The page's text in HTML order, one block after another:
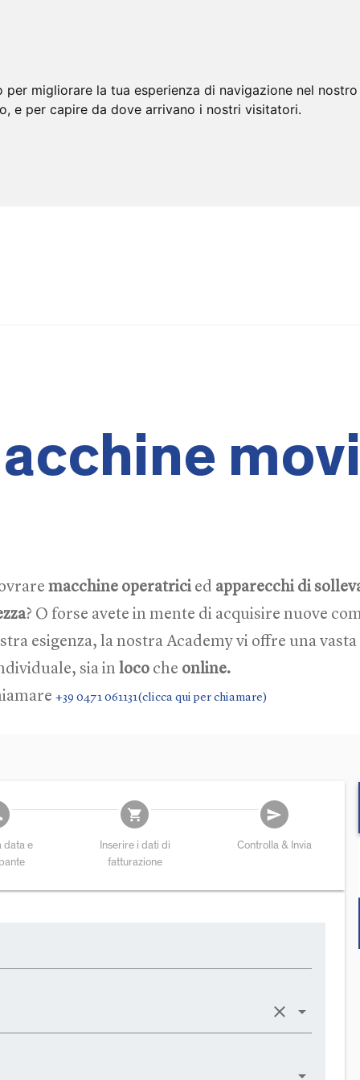
migliorare la tua esperienza di navigazione nel
e per capire da dove arrivano i nostri visitatori.
macchine operatricied apparecchi di
? O forse avete in mente di acquisire nuove
esigenza, la nostra Academy vi offre una
sia in locoche online.
+39 0471 061131(clicca qui per chiamare)
data e
shopping_cart
Inserire i dati di
fatturazione
send
Controlla & Invia
clear arrow_drop_down
arrow_drop_down